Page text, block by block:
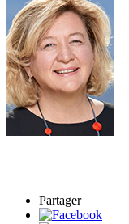
Partager